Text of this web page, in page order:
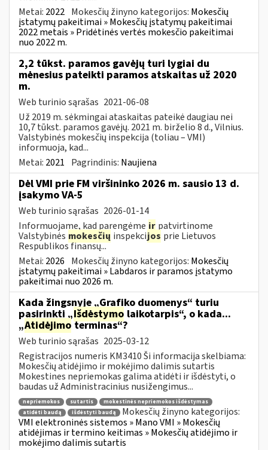
Metai: 2022 Mokesčių žinyno kategorijos: Mokesčių
įstatymų pakeitimai » Mokesčių įstatymų pakeitimai
2022 metais » Pridėtinės vertės mokesčio pakeitimai
nuo 2022 m.
2,2 tūkst. paramos gavėjų turi lygiai du
mėnesius pateikti paramos atskaitas už 2020
m.
Web turinio sąrašas 2021-06-08
Už 2019 m. sėkmingai ataskaitas pateikė daugiau nei
10,7 tūkst. paramos gavėjų. 2021 m. birželio 8 d., Vilnius.
Valstybinės mokesčių inspekcija (toliau – VMI)
informuoja, kad...
Metai: 2021 Pagrindinis: Naujiena
Dėl VMI prie FM viršininko 2026 m. sausio 13 d.
įsakymo VA-5
Web turinio sąrašas 2026-01-14
Informuojame, kad parengėme ir patvirtinome
Valstybinės mokesčių inspekcijos prie Lietuvos
Respublikos finansų...
Metai: 2026 Mokesčių žinyno kategorijos: Mokesčių
įstatymų pakeitimai » Labdaros ir paramos įstatymo
pakeitimai nuo 2026 m.
Kada žingsnyje „Grafiko duomenys“ turiu
pasirinkti „Išdėstymo laikotarpis“, o kada...
„Atidėjimoterminas“?
Web turinio sąrašas 2025-03-12
Registracijos numeris KM3410 Ši informacija skelbiama:
Mokesčių atidėjimo ir mokėjimo dalimis sutartis
Mokestines nepriemokas galima atidėti ir išdėstyti, o
baudas už Administracinius nusižengimus...
nepriemokos sutartis
mokestinės nepriemokos išdėstymas
atidėti baudą
išdėstyti baudą
Mokesčių žinyno kategorijos:
VMI elektroninės sistemos » Mano VMI » Mokesčių
atidėjimas ir termino keitimas » Mokesčių atidėjimo ir
mokėjimo dalimis sutartis